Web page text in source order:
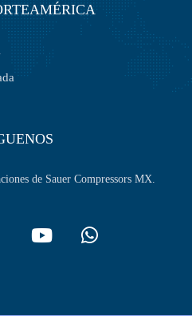
de Sauer Compressors MX.